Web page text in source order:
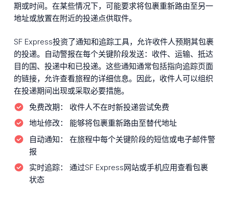
期或时间。在某些情况下，可能要求将包裹重新路由至另一
地址或放置在附近的投递点供取件。
SF Express投资了通知和追踪工具，允许收件人预期其包裹
的投递。自动警报在每个关键阶段发送：收件、运输、抵达
目的国、投递中和已投递。这些通知通常包括指向追踪页面
的链接，允许查看旅程的详细信息。因此，收件人可以组织
在投递期间出现或采取必要措施。
免费改期：
收件人不在时新投递尝试免费
地址修改：
能够将包裹重新路由至替代地址
自动通知：
在旅程中每个关键阶段的短信或电子邮件警
报
实时追踪：
通过SF Express网站或手机应用查看包裹
状态